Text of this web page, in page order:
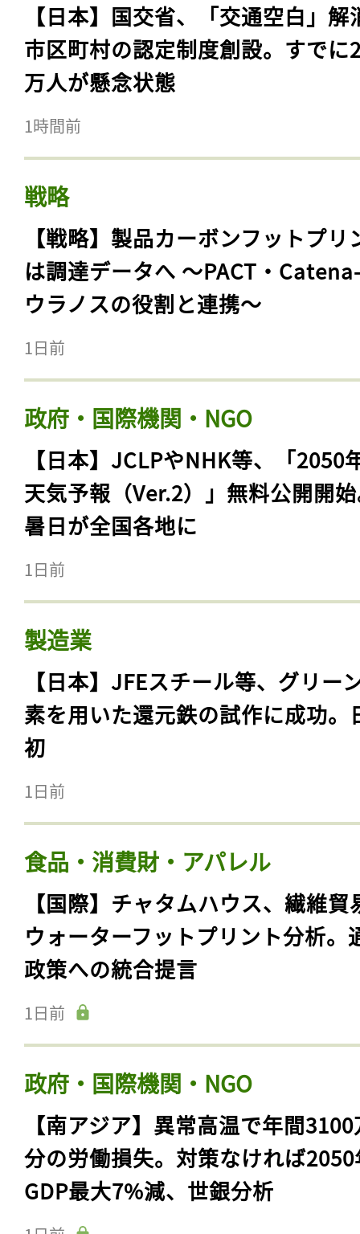
【日本】国交省、「交通空白」解
市区町村の認定制度創設。すでに
万人が懸念状態
1時間前
戦略
【戦略】製品カーボンフットプリ
は調達データへ 〜PACT・
ウラノスの役割と連携〜
1日前
政府・国際機関・NGO
【日本】JCLPやNHK等、「2050
天気予報（Ver.2）」無料公開開
暑日が全国各地に
1日前
製造業
【日本】JFEスチール等、グリー
素を用いた還元鉄の試作に成功。
初
1日前
食品・消費財・アパレル
【国際】チャタムハウス、繊維貿
ウォーターフットプリント分析。
政策への統合提言
1日前
政府・国際機関・NGO
【南アジア】異常高温で年間
分の労働損失。対策なければ
GDP最大7%減、世銀分析